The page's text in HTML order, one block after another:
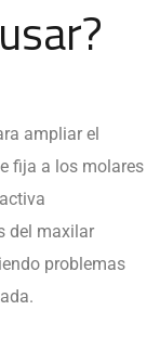
ampliar el
fija a los molares
del maxilar
problemas